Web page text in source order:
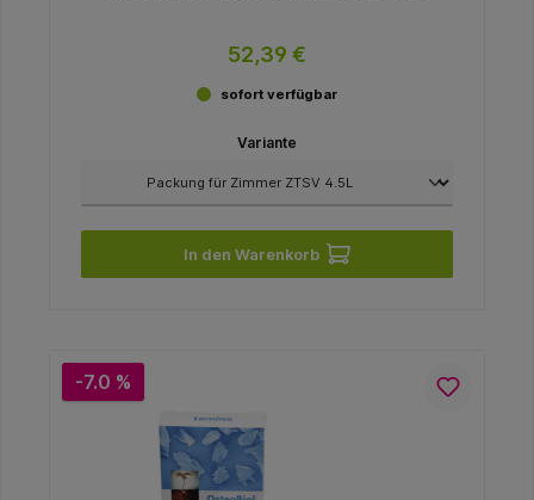
52,39 €
sofort verfügbar
Variante
In den Warenkorb
-7.0 %